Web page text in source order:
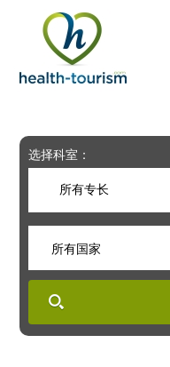
includes
system.
选择科室：
所有专长
所有国家